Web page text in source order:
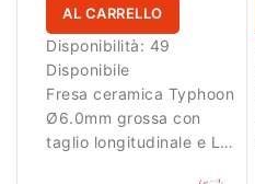
AL CARRELLO
Disponibilità: 49
Disponibile
Fresa ceramica Typhoon
Ø6.0mm grossa con
taglio longitudinale e LL